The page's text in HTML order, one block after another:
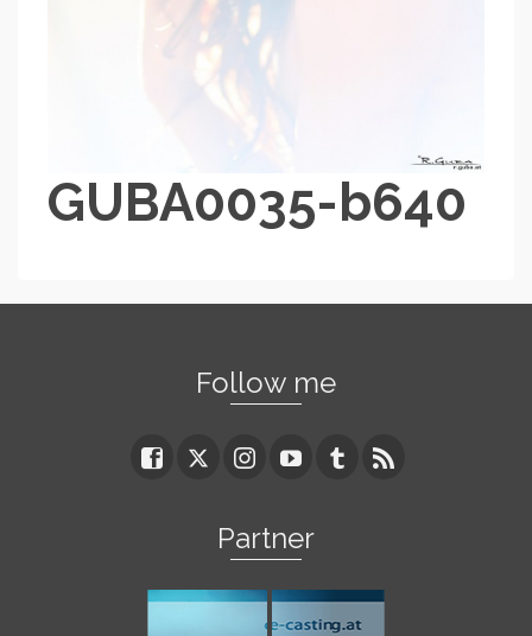
GUBA0035-b640
Follow me
Partner